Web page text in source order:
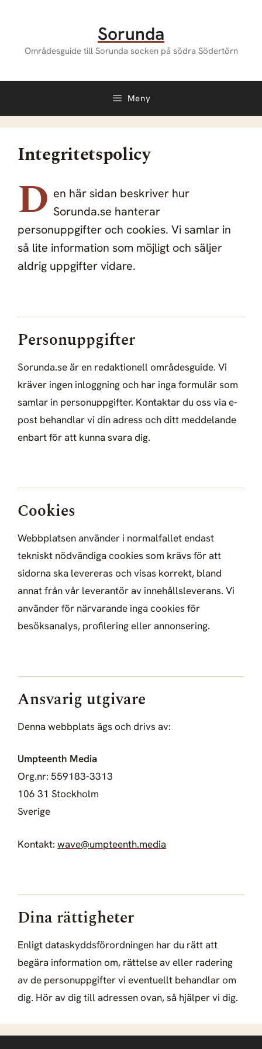
Sorunda
Områdesguide till Sorunda socken på södra Södertörn
Meny
Integritetspolicy
D en här sidan beskriver hur
Sorunda.se hanterar
personuppgifter och cookies. Vi samlar in
så lite information som möjligt och säljer
aldrig uppgifter vidare.
Personuppgifter
Sorunda.se är en redaktionell områdesguide. Vi
kräver ingen inloggning och har inga formulär som
samlar in personuppgifter. Kontaktar du oss via e-
post behandlar vi din adress och ditt meddelande
enbart för att kunna svara dig.
Cookies
Webbplatsen använder i normalfallet endast
tekniskt nödvändiga cookies som krävs för att
sidorna ska levereras och visas korrekt, bland
annat från vår leverantör av innehållsleverans. Vi
använder för närvarande inga cookies för
besöksanalys, profilering eller annonsering.
Ansvarig utgivare
Denna webbplats ägs och drivs av:
Umpteenth Media
Org.nr: 559183-3313
106 31 Stockholm
Sverige
Kontakt: wave@umpteenth.media
Dina rättigheter
Enligt dataskyddsförordningen har du rätt att
begära information om, rättelse av eller radering
av de personuppgifter vi eventuellt behandlar om
dig. Hör av dig till adressen ovan, så hjälper vi dig.